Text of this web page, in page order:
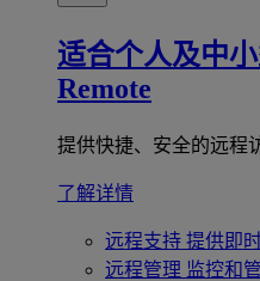
适合个人及中
Remote
提供快捷、安全的远程
了解详情
远程支持 提供即
远程管理 监控和